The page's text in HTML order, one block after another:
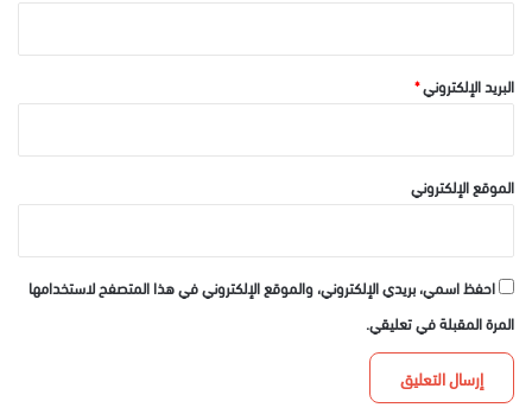
البريد الإلكتروني*
الموقع الإلكتروني
احفظ اسمي، بريدي الإلكتروني، والموقع الإلكتروني في هذا المتصفح لاستخدامها
المرة المقبلة في تعليقي.